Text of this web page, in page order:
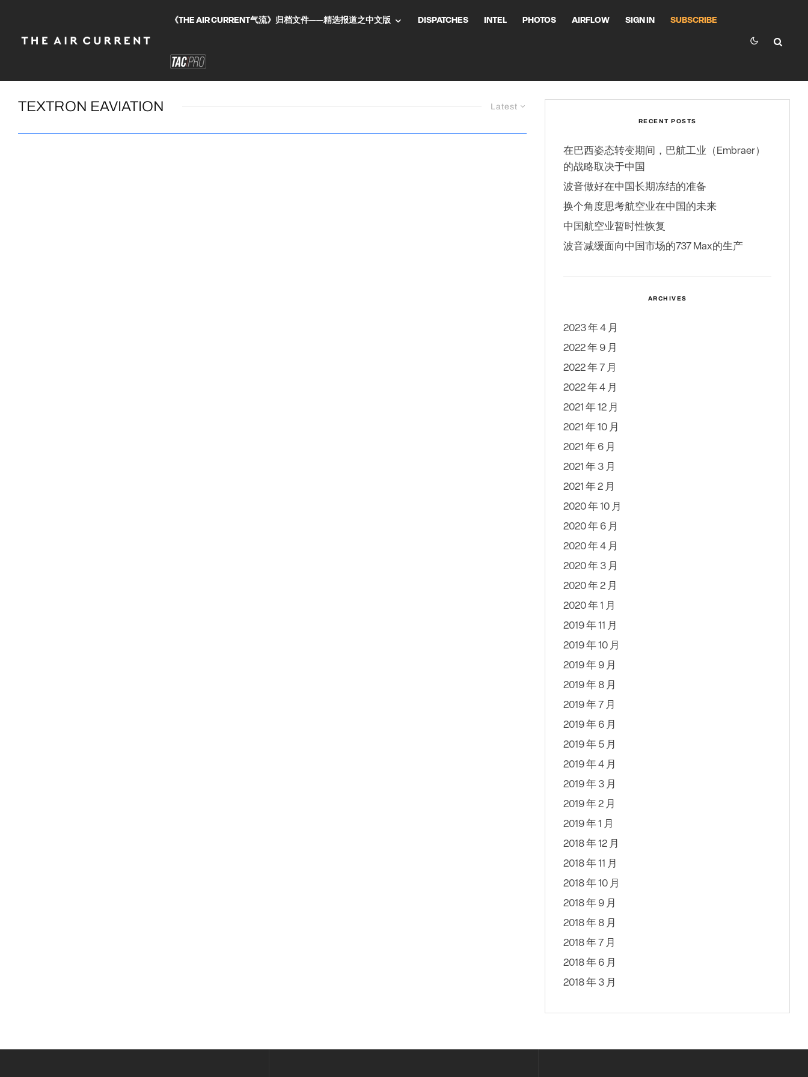
《THE AIR CURRENT气流》归档文件——精选报道之中文版 DISPATCHES INTEL PHOTOS AIRFLOW SIGN IN SUBSCRIBE
Latest
TEXTRON EAVIATION
RECENT POSTS
在巴西姿态转变期间，巴航工业（Embraer）
的战略取决于中国
波音做好在中国长期冻结的准备
换个角度思考航空业在中国的未来
中国航空业暂时性恢复
波音减缓面向中国市场的737 Max的生产
ARCHIVES
2023 年 4 月
2022 年 9 月
2022 年 7 月
2022 年 4 月
2021 年 12 月
2021 年 10 月
2021 年 6 月
2021 年 3 月
2021 年 2 月
2020 年 10 月
2020 年 6 月
2020 年 4 月
2020 年 3 月
2020 年 2 月
2020 年 1 月
2019 年 11 月
2019 年 10 月
2019 年 9 月
2019 年 8 月
2019 年 7 月
2019 年 6 月
2019 年 5 月
2019 年 4 月
2019 年 3 月
2019 年 2 月
2019 年 1 月
2018 年 12 月
2018 年 11 月
2018 年 10 月
2018 年 9 月
2018 年 8 月
2018 年 7 月
2018 年 6 月
2018 年 3 月